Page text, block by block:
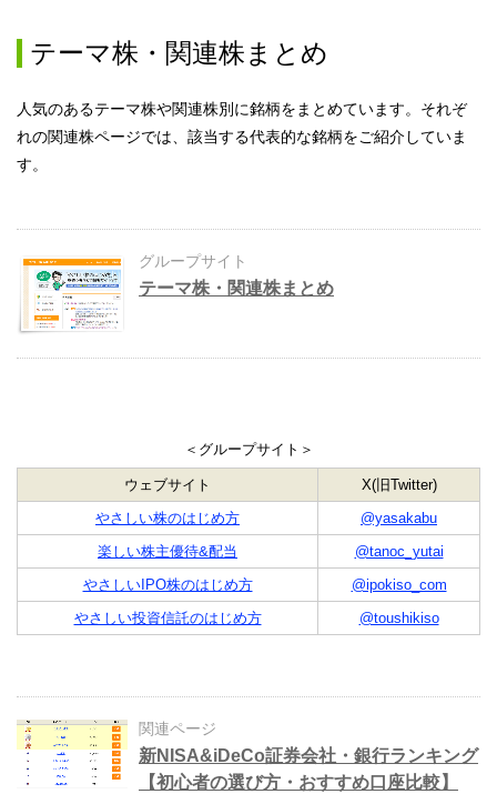
テーマ株・関連株まとめ
人気のあるテーマ株や関連株別に銘柄をまとめています。それぞ
れの関連株ページでは、該当する代表的な銘柄をご紹介していま
す。
グループサイト
テーマ株・関連株まとめ
＜グループサイト＞
ウェブサイト
X(旧Twitter)
やさしい株のはじめ方
@yasakabu
楽しい株主優待&配当
@tanoc_yutai
やさしいIPO株のはじめ方
@ipokiso_com
やさしい投資信託のはじめ方
@toushikiso
関連ページ
新NISA&iDeCo証券会社・銀行ランキング
【初心者の選び方・おすすめ口座比較】